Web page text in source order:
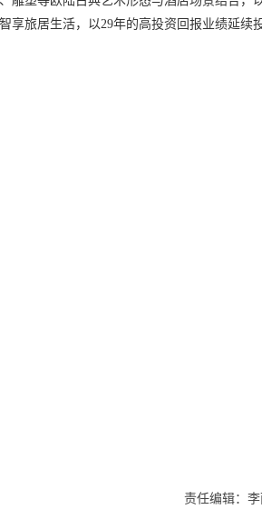
享旅居生活，以29年的高投资回报业绩延续
责任编辑：李